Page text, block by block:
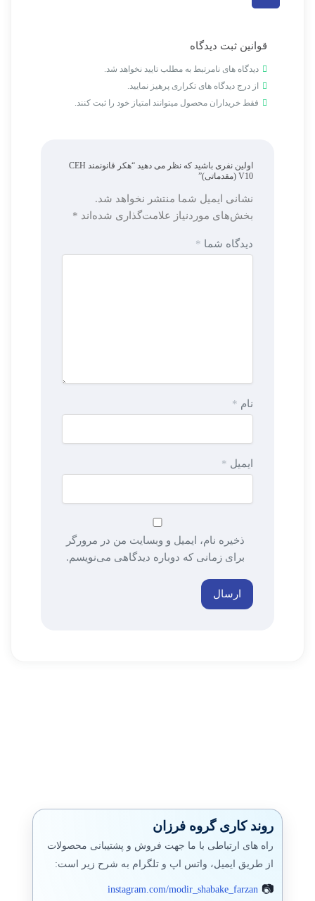
قوانین ثبت دیدگاه
دیدگاه های نامرتبط به مطلب تایید نخواهد شد.
از درج دیدگاه های تکراری پرهیز نمایید.
فقط خریداران محصول میتوانند امتیاز خود را ثبت کنند.
اولین نفری باشید که نظر می دهید “هکر قانونمند CEH
V10 (مقدماتی)”
نشانی ایمیل شما منتشر نخواهد شد.
بخش‌های موردنیاز علامت‌گذاری شده‌اند *
دیدگاه شما *
نام *
ایمیل *
ذخیره نام، ایمیل و وبسایت من در مرورگر
برای زمانی که دوباره دیدگاهی می‌نویسم.
روند کاری گروه فرزان
راه های ارتباطی با ما جهت فروش و پشتیبانی محصولات
از طریق ایمیل، واتس اپ و تلگرام به شرح زیر است:
instagram.com/modir_shabake_farzan